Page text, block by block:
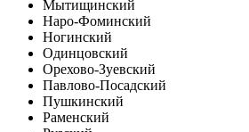
Мытищинский
Наро-Фоминский
Ногинский
Одинцовский
Орехово-Зуевский
Павлово-Посадский
Пушкинский
Раменский